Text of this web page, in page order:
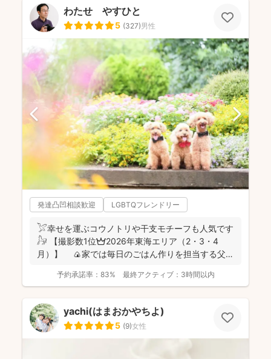
わたせ やすひと
5 (327)男性
発達凸凹相談歓迎 LGBTQフレンドリー
𓅯幸せを運ぶコウノトリや干支モチーフも人気です
𓃗 【撮影数1位👑2026年東海エリア（2・3・4
月）】 🍙家では毎日のごはん作りを担当する父で
予約承諾率： 83% 最終アクティブ： 3時間以内
yachi(はまおかやちよ)
5 (9)女性